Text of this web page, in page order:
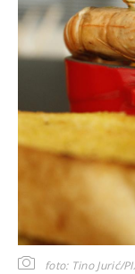
foto: Tino Jurić/